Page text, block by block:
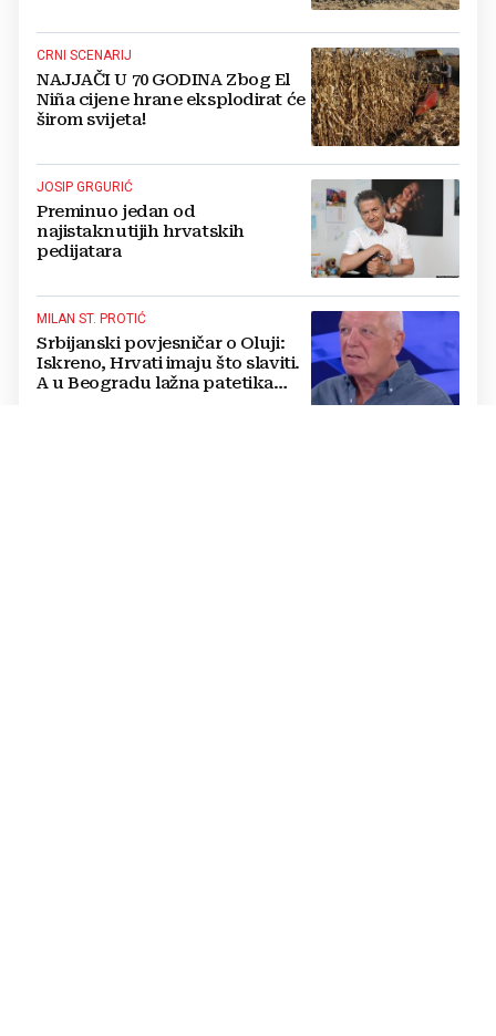
CRNI SCENARIJ
NAJJAČI U 70 GODINA Zbog El
Niña cijene hrane eksplodirat će
širom svijeta!
JOSIP GRGURIĆ
Preminuo jedan od
najistaknutijih hrvatskih
pedijatara
MILAN ST. PROTIĆ
Srbijanski povjesničar o Oluji:
Iskreno, Hrvati imaju što slaviti.
A u Beogradu lažna patetika